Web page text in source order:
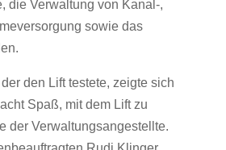
die Verwaltung von Kanal-,
sowie das
den Lift testete, zeigte sich
Spaß, mit dem Lift zu
der Verwaltungsangestellte.